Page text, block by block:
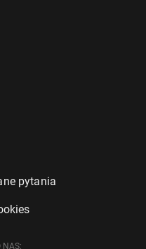
pytania
NAS: